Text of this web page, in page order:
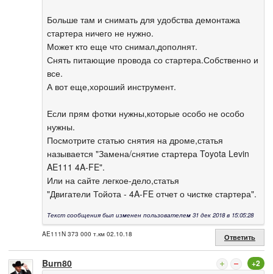
Больше там и снимать для удобства демонтажа
стартера ничего не нужно.
Может кто еще что снимал,дополнят.
Снять питающие провода со стартера.Собственно и
все.
А вот еще,хороший инструмент.
Если прям фотки нужны,которые особо не особо
нужны.
Посмотрите статью снятия на дроме,статья
называется "Замена/снятие стартера Toyota Levin
AE111 4A-FE".
Или на сайте легкое-дело,статья
"Двигатели Тойота - 4A-FE отчет о чистке стартера".
Текст сообщения был изменен пользователем 31 дек 2018 в 15:05:28
AE111N 373 000 т.км 02.10.18 Ответить
Burn80 +2